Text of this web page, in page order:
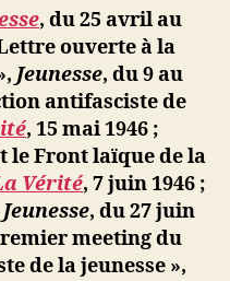
ji
b
, du 25 avril au
ouverte à la
Jeunesse, du 9 au
antifasciste de
, 15 mai 1946 ;
le Front laïque de la
Vérité, 7 juin 1946 ;
Jeunesse, du 27 juin
meeting du
de la jeunesse »,